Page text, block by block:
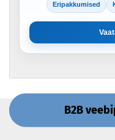
Eripakkumised
B2B